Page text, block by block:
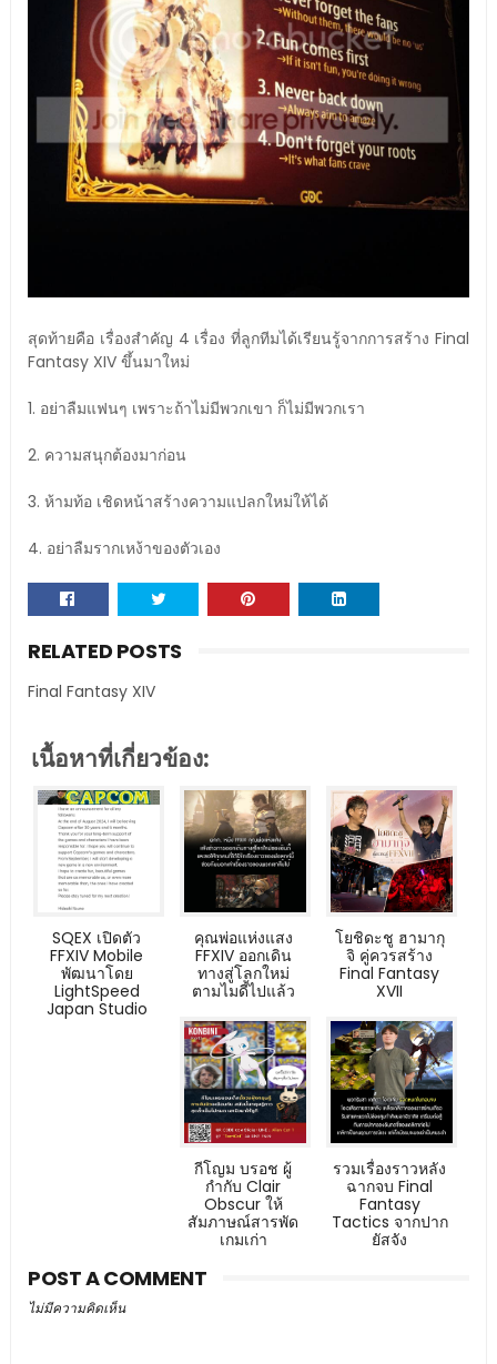
สุดท้ายคือ เรื่องสำคัญ 4 เรื่อง ที่ลูกทีมได้เรียนรู้จากการสร้าง Final
Fantasy XIV ขึ้นมาใหม่
1. อย่าลืมแฟนๆ เพราะถ้าไม่มีพวกเขา ก็ไม่มีพวกเรา
2. ความสนุกต้องมาก่อน
3. ห้ามท้อ เชิดหน้าสร้างความแปลกใหม่ให้ได้
4. อย่าลืมรากเหง้าของตัวเอง
RELATED POSTS
Final Fantasy XIV
เนื้อหาที่เกี่ยวข้อง:
SQEX เปิดตัว
FFXIV Mobile
พัฒนาโดย
LightSpeed
Japan Studio
คุณพ่อแห่งแสง
FFXIV ออกเดิน
ทางสู่โลกใหม่
ตามไมดี้ไปแล้ว
โยชิดะชู ฮามากุ
จิ คู่ควรสร้าง
Final Fantasy
XVII
กีโญม บรอช ผู้
กำกับ Clair
Obscur ให้
สัมภาษณ์สารพัด
เกมเก่า
รวมเรื่องราวหลัง
ฉากจบ Final
Fantasy
Tactics จากปาก
ยัสจัง
POST A COMMENT
ไม่มีความคิดเห็น